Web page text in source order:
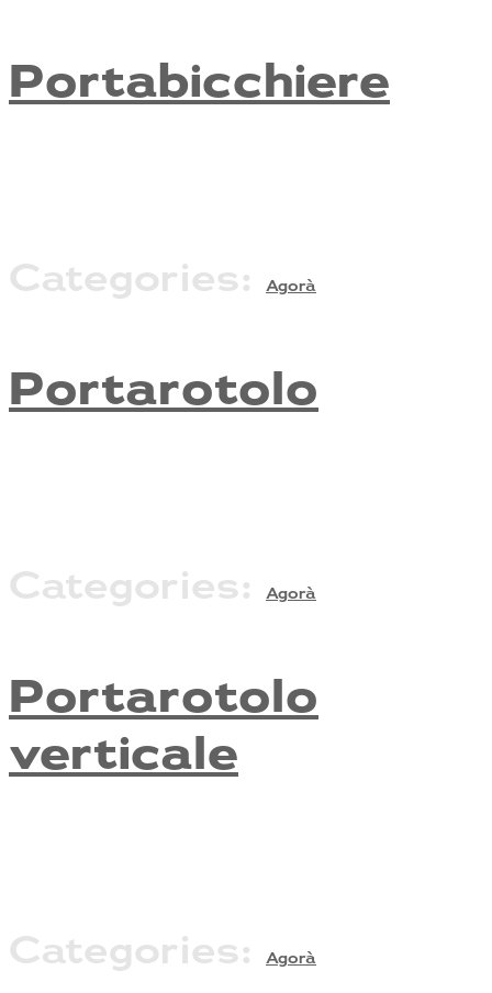
Portabicchiere
Categories: Agorà
Portarotolo
Categories: Agorà
Portarotolo
verticale
Categories: Agorà